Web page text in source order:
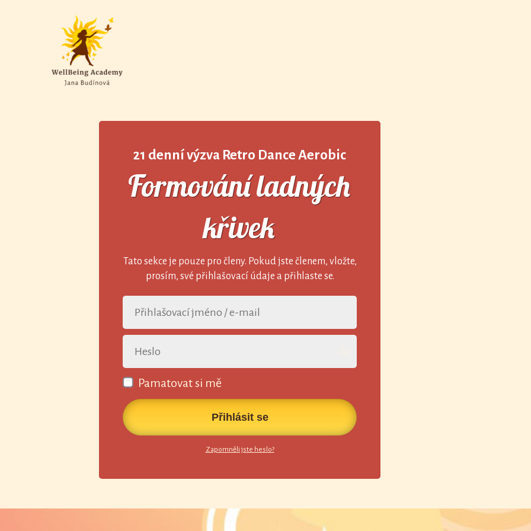
21 denní výzva Retro Dance Aerobic
Formování ladných
křivek
Tato sekce je pouze pro členy. Pokud jste členem, vložte,
prosím, své přihlašovací údaje a přihlaste se.
Pamatovat si mě
Přihlásit se
Zapomněli jste heslo?